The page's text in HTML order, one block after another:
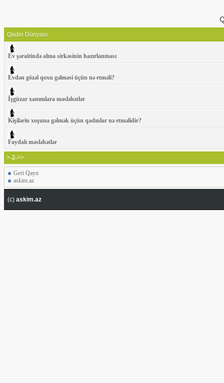
Qadın Dünyası
Ev şəraitində alma sirkəsinin hazırlanması
Evdən gözəl qoxu gəlməsi üçün nə etməli?
İşgüzar xanımlara məsləhətlər
Kişilərin xoşuna gəlmək üçün qadınlar nə etməlidir?
Faydalı məsləhətlər
>-2->>
Geri Qayıt
askim.az
(c) askim.az